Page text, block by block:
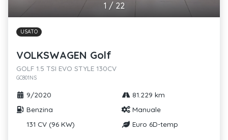
1 / 22
USATO
VOLKSWAGEN Golf
GOLF 1.5 TSI EVO STYLE 130CV
GC801NS
9/2020
81.229 km
Benzina
Manuale
131 CV (96 KW)
Euro 6D-temp